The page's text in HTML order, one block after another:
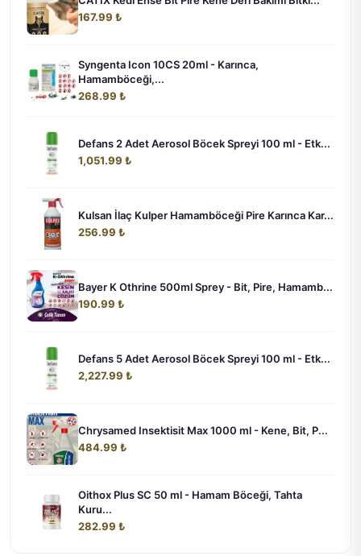
167.99 ₺
Syngenta Icon 10CS 20ml - Karınca,
Hamamböceği,...
268.99 ₺
Defans 2 Adet Aerosol Böcek Spreyi 100 ml - Etk...
1,051.99 ₺
Kulsan İlaç Kulper Hamamböceği Pire Karınca Kar...
256.99 ₺
Bayer K Othrine 500ml Sprey - Bit, Pire, Hamamb...
190.99 ₺
Defans 5 Adet Aerosol Böcek Spreyi 100 ml - Etk...
2,227.99 ₺
Chrysamed Insektisit Max 1000 ml - Kene, Bit, P...
484.99 ₺
Oithox Plus SC 50 ml - Hamam Böceği, Tahta
Kuru...
282.99 ₺